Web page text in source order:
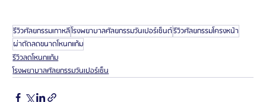
รีวิวศัลยกรรมเกาหลีโรงพยาบาลศัลยกรรมวันเปอร์เซ็นต์รีวิวศัลยกรรมโครงหน้า
ผ่าตัดลดขนาดโหนกแก้ม
รีวิวลดโหนกแก้ม
โรงพยาบาลศัลยกรรมวันเปอร์เซ็น